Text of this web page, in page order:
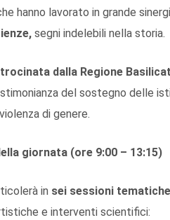
hanno lavorato in grande
segni indelebili nella storia.
dalla Regione
del sostegno delle
di genere.
giornata (ore 9:00 – 13:15)
in sei sessioni tematiche
e interventi scientifici: